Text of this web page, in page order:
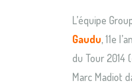
L’équipe
Gaudu, 11e
du Tour
Marc Madiot